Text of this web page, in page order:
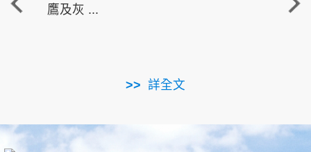
鷹及灰 ...
詳全文
走進